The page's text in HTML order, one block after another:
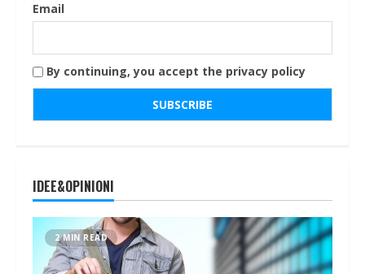
Email
By continuing, you accept the privacy policy
IDEE&OPINIONI
2 MIN READ